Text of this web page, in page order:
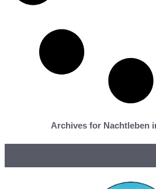
Archives for Nachtleben